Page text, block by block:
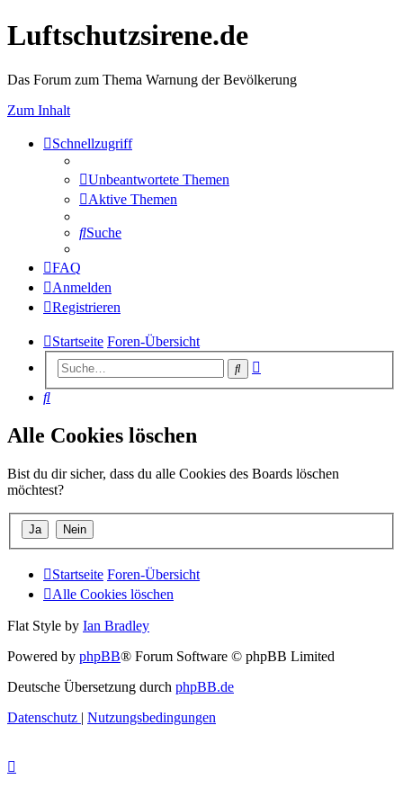
Luftschutzsirene.de
Das Forum zum Thema Warnung der Bevölkerung
Zum Inhalt
Schnellzugriff
Unbeantwortete Themen
Aktive Themen
Suche
FAQ
Anmelden
Registrieren
Startseite Foren-Übersicht
Suche
Suche
Alle Cookies löschen
Bist du dir sicher, dass du alle Cookies des Boards löschen
möchtest?
Startseite Foren-Übersicht
Alle Cookies löschen
Flat Style by Ian Bradley
Powered by phpBB® Forum Software © phpBB Limited
Deutsche Übersetzung durch phpBB.de
Datenschutz | Nutzungsbedingungen